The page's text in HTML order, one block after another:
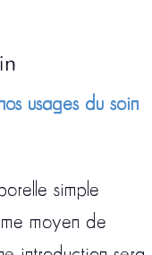
usages du soin
simple
moyen de